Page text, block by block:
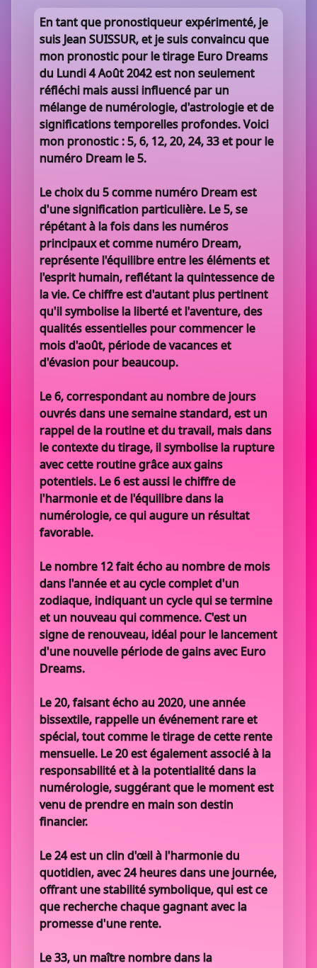
En tant que pronostiqueur expérimenté, je
suis Jean SUISSUR, et je suis convaincu que
mon pronostic pour le tirage Euro Dreams
du Lundi 4 Août 2042 est non seulement
réfléchi mais aussi influencé par un
mélange de numérologie, d'astrologie et de
significations temporelles profondes. Voici
mon pronostic : 5, 6, 12, 20, 24, 33 et pour le
numéro Dream le 5.
Le choix du 5 comme numéro Dream est
d'une signification particulière. Le 5, se
répétant à la fois dans les numéros
principaux et comme numéro Dream,
représente l'équilibre entre les éléments et
l'esprit humain, reflétant la quintessence de
la vie. Ce chiffre est d'autant plus pertinent
qu'il symbolise la liberté et l'aventure, des
qualités essentielles pour commencer le
mois d'août, période de vacances et
d'évasion pour beaucoup.
Le 6, correspondant au nombre de jours
ouvrés dans une semaine standard, est un
rappel de la routine et du travail, mais dans
le contexte du tirage, il symbolise la rupture
avec cette routine grâce aux gains
potentiels. Le 6 est aussi le chiffre de
l'harmonie et de l'équilibre dans la
numérologie, ce qui augure un résultat
favorable.
Le nombre 12 fait écho au nombre de mois
dans l'année et au cycle complet d'un
zodiaque, indiquant un cycle qui se termine
et un nouveau qui commence. C'est un
signe de renouveau, idéal pour le lancement
d'une nouvelle période de gains avec Euro
Dreams.
Le 20, faisant écho au 2020, une année
bissextile, rappelle un événement rare et
spécial, tout comme le tirage de cette rente
mensuelle. Le 20 est également associé à la
responsabilité et à la potentialité dans la
numérologie, suggérant que le moment est
venu de prendre en main son destin
financier.
Le 24 est un clin d'œil à l'harmonie du
quotidien, avec 24 heures dans une journée,
offrant une stabilité symbolique, qui est ce
que recherche chaque gagnant avec la
promesse d'une rente.
Le 33, un maître nombre dans la